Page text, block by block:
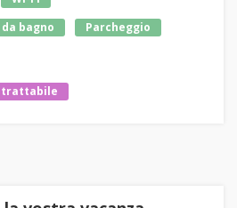
bagno
Parcheggio
trattabile